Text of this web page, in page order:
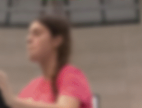
Exporter les lignes sélectionnées
Exporter toutes les colonnes
Exporter uniquement les colonnes affichées
Planning
Derniers Résultats
Résumé des matchs